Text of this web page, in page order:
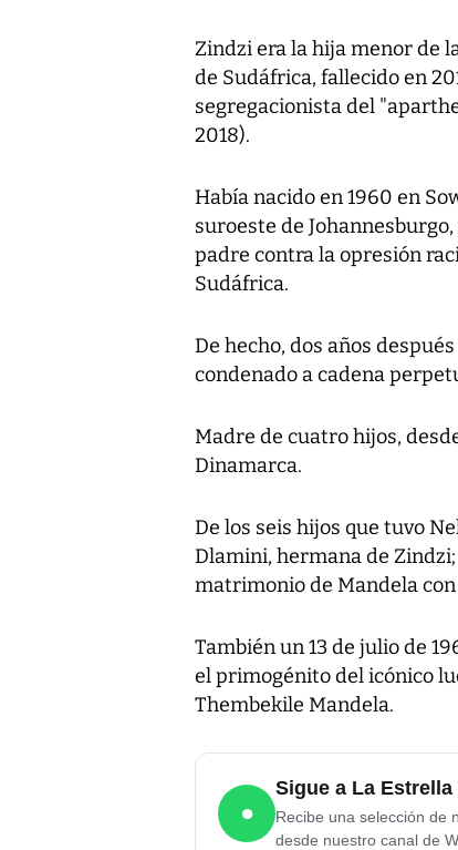
Zindzi era la hija menor de
de Sudáfrica, fallecido en
segregacionista del
2018).
Había nacido en 1960 en
suroeste de
padre contra la opresión
Sudáfrica.
De hecho, dos años
condenado a cadena
Madre de cuatro hijos,
Dinamarca.
De los seis hijos que tuvo
Dlamini, hermana de
matrimonio de Mandela con
También un 13 de julio de
el primogénito del icónico
Thembekile Mandela.
●
Sigue a La
Recibe una selección de
desde nuestro canal de